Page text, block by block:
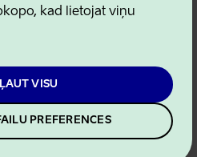
kad lietojat viņu
VISU
PREFERENCES